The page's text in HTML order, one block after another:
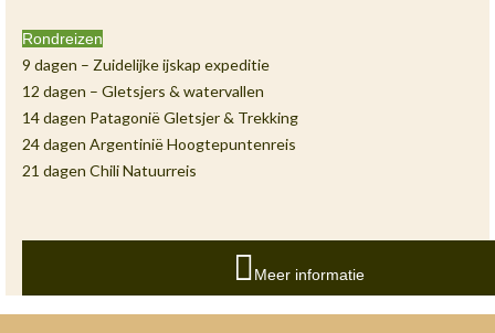
Rondreizen
9 dagen – Zuidelijke ijskap expeditie
12 dagen – Gletsjers & watervallen
14 dagen Patagonië Gletsjer & Trekking
24 dagen Argentinië Hoogtepuntenreis
21 dagen Chili Natuurreis
Meer informatie